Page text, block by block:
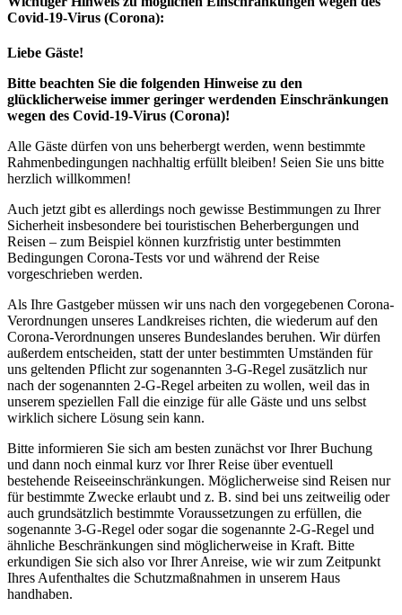
Covid-19-Virus (Corona):
Liebe Gäste!
Bitte beachten Sie die folgenden Hinweise zu den
glücklicherweise immer geringer werdenden Einschränkungen
wegen des Covid-19-Virus (Corona)!
Alle Gäste dürfen von uns beherbergt werden, wenn bestimmte
Rahmenbedingungen nachhaltig erfüllt bleiben! Seien Sie uns bitte
herzlich willkommen!
Auch jetzt gibt es allerdings noch gewisse Bestimmungen zu Ihrer
Sicherheit insbesondere bei touristischen Beherbergungen und
Reisen – zum Beispiel können kurzfristig unter bestimmten
Bedingungen Corona-Tests vor und während der Reise
vorgeschrieben werden.
Als Ihre Gastgeber müssen wir uns nach den vorgegebenen Corona-
Verordnungen unseres Landkreises richten, die wiederum auf den
Corona-Verordnungen unseres Bundeslandes beruhen. Wir dürfen
außerdem entscheiden, statt der unter bestimmten Umständen für
uns geltenden Pflicht zur sogenannten 3-G-Regel zusätzlich nur
nach der sogenannten 2-G-Regel arbeiten zu wollen, weil das in
unserem speziellen Fall die einzige für alle Gäste und uns selbst
wirklich sichere Lösung sein kann.
Bitte informieren Sie sich am besten zunächst vor Ihrer Buchung
und dann noch einmal kurz vor Ihrer Reise über eventuell
bestehende Reiseeinschränkungen. Möglicherweise sind Reisen nur
für bestimmte Zwecke erlaubt und z. B. sind bei uns zeitweilig oder
auch grundsätzlich bestimmte Voraussetzungen zu erfüllen, die
sogenannte 3-G-Regel oder sogar die sogenannte 2-G-Regel und
ähnliche Beschränkungen sind möglicherweise in Kraft. Bitte
erkundigen Sie sich also vor Ihrer Anreise, wie wir zum Zeitpunkt
Ihres Aufenthaltes die Schutzmaßnahmen in unserem Haus
handhaben.